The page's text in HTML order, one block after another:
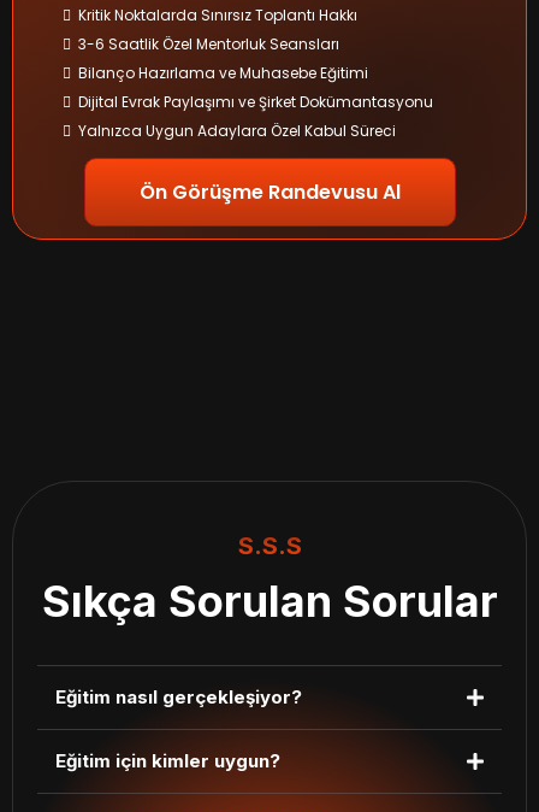
Kritik Noktalarda Sınırsız Toplantı Hakkı
3-6 Saatlik Özel Mentorluk Seansları
Bilanço Hazırlama ve Muhasebe Eğitimi
Dijital Evrak Paylaşımı ve Şirket Dokümantasyonu
Yalnızca Uygun Adaylara Özel Kabul Süreci
Ön Görüşme Randevusu Al
S.S.S
Sıkça Sorulan Sorular
Eğitim nasıl gerçekleşiyor?
Eğitim için kimler uygun?